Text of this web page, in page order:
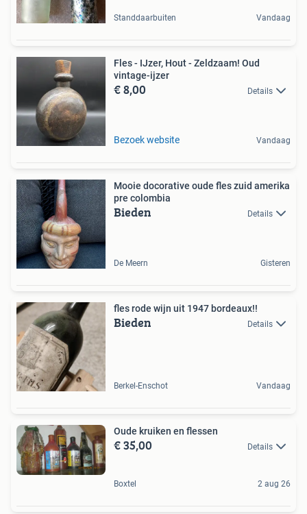
Standdaarbuiten Vandaag
Fles - IJzer, Hout - Zeldzaam! Oud
vintage-ijzer
€ 8,00 Details
Bezoek website Vandaag
Mooie docorative oude fles zuid amerika
pre colombia
Bieden Details
De Meern Gisteren
fles rode wijn uit 1947 bordeaux!!
Bieden Details
Berkel-Enschot Vandaag
Oude kruiken en flessen
€ 35,00 Details
Boxtel 2 aug 26